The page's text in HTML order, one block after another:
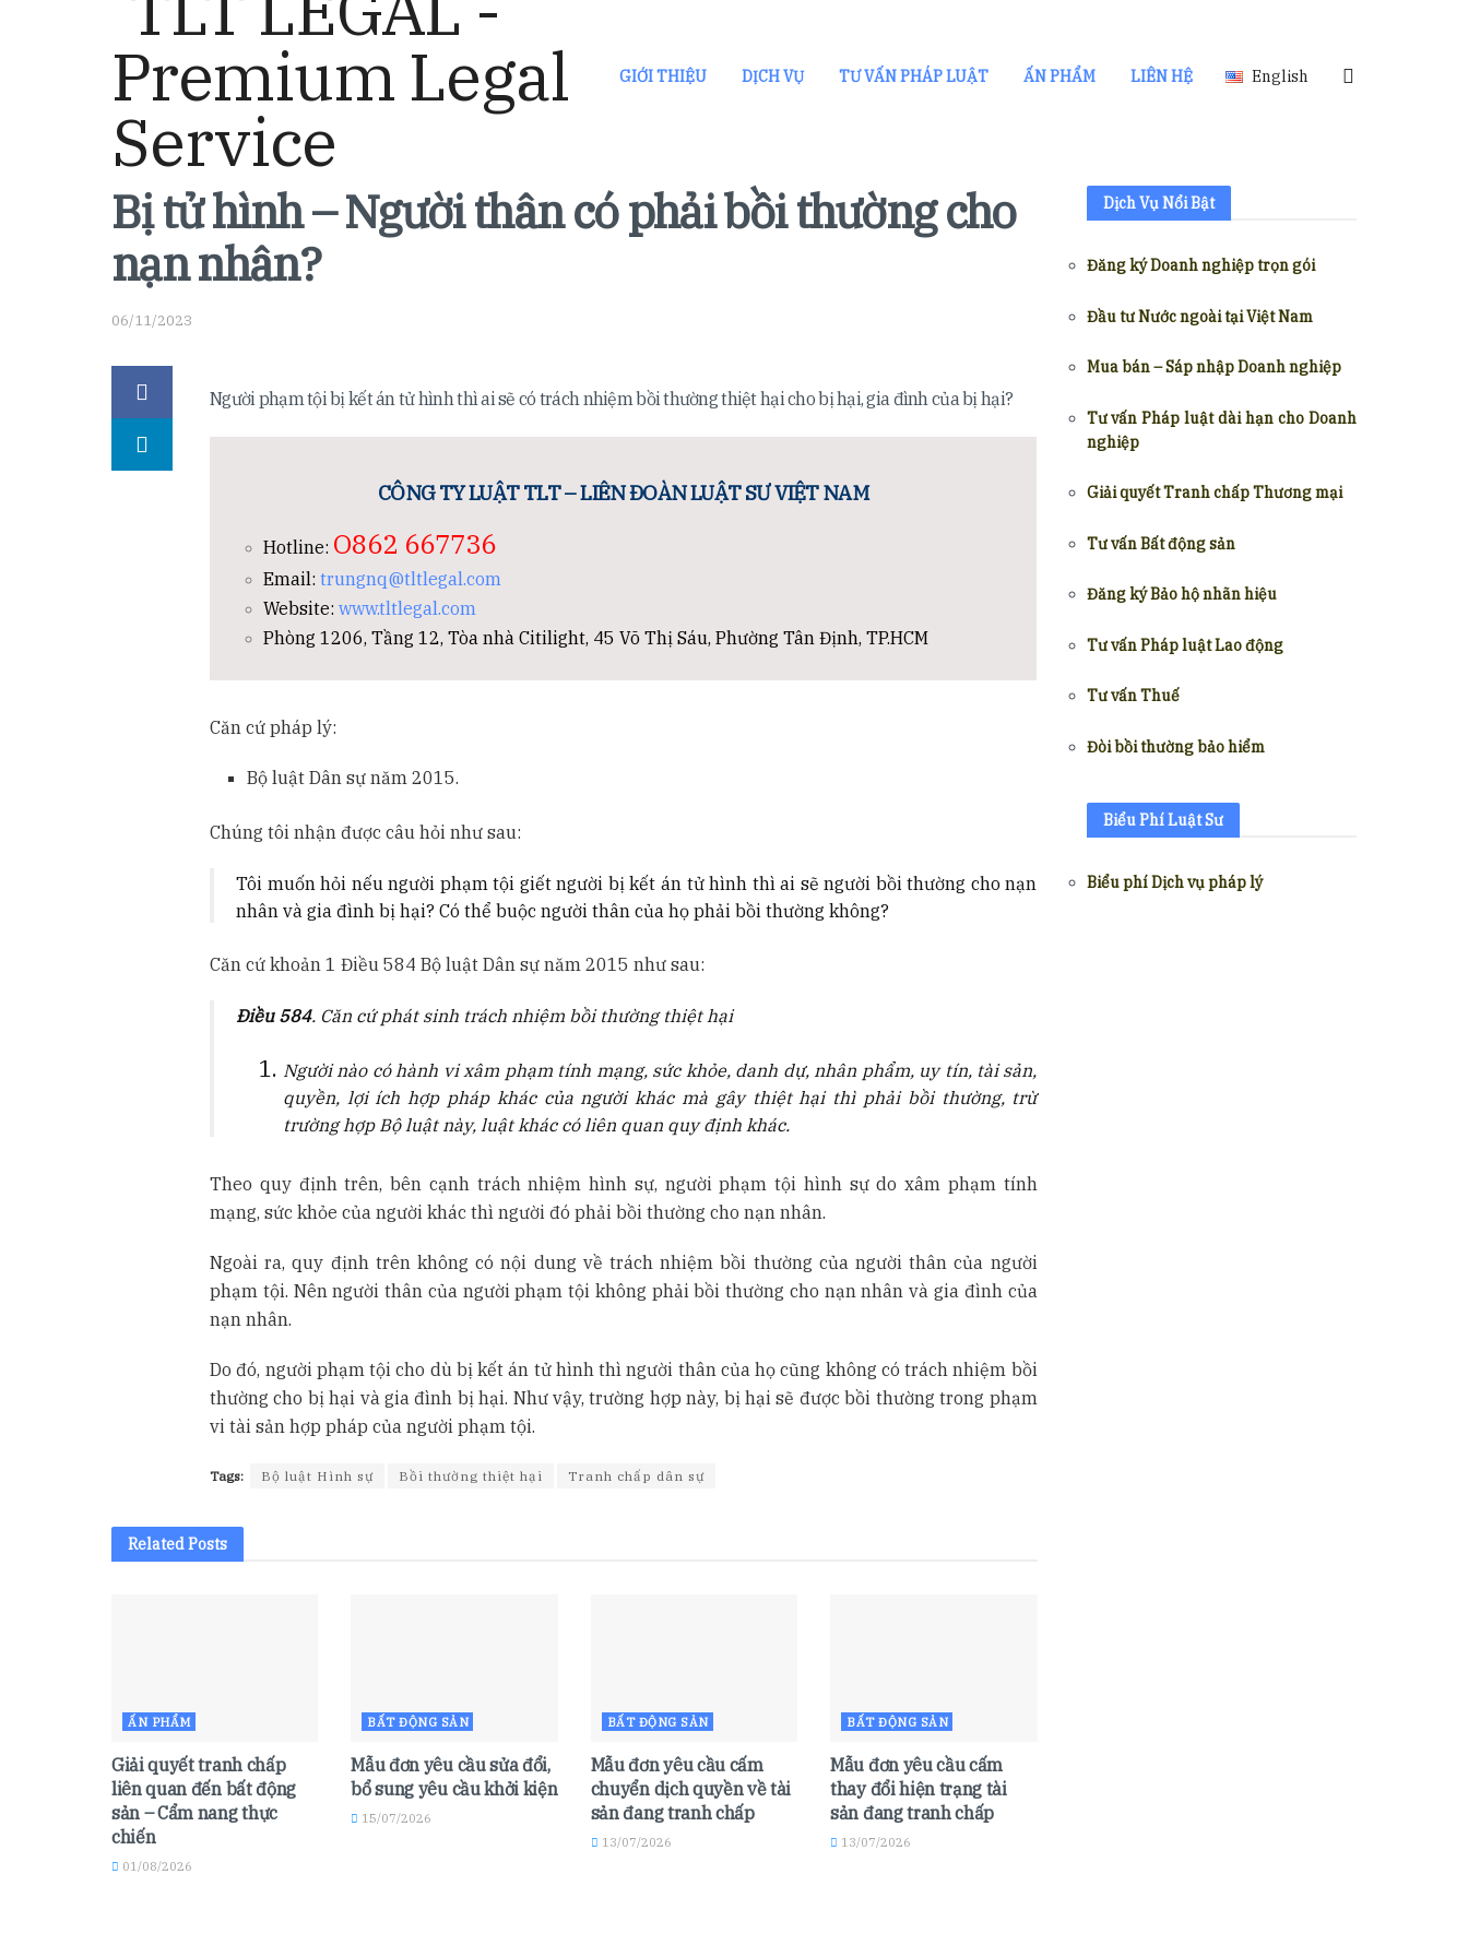
GIỚI THIỆU DỊCH VỤ TƯ VẤN PHÁP LUẬT ẤN PHẨM LIÊN HỆ English
Bị tử hình – Người thân có phải bồi thường cho
nạn nhân?
06/11/2023
Người phạm tội bị kết án tử hình thì ai sẽ có trách nhiệm bồi thường thiệt hại cho bị hại, gia đình của bị hại?
CÔNG TY LUẬT TLT – LIÊN ĐOÀN LUẬT SƯ VIỆT NAM
Hotline: O862 667736
Email: trungnq@tltlegal.com
Website:www.tltlegal.com
Phòng 1206, Tầng 12, Tòa nhà Citilight, 45 Võ Thị Sáu, Phường Tân Định, TP.HCM
Căn cứ pháp lý:
Bộ luật Dân sự năm 2015.
Chúng tôi nhận được câu hỏi như sau:
Tôi muốn hỏi nếu người phạm tội giết người bị kết án tử hình thì ai sẽ người bồi thường cho nạn
nhân và gia đình bị hại? Có thể buộc người thân của họ phải bồi thường không?
Căn cứ khoản 1 Điều 584 Bộ luật Dân sự năm 2015 như sau:
Điều 584. Căn cứ phát sinh trách nhiệm bồi thường thiệt hại
Người nào có hành vi xâm phạm tính mạng, sức khỏe, danh dự, nhân phẩm, uy tín, tài sản,
quyền, lợi ích hợp pháp khác của người khác mà gây thiệt hại thì phải bồi thường, trừ
trường hợp Bộ luật này, luật khác có liên quan quy định khác.
Theo quy định trên, bên cạnh trách nhiệm hình sự, người phạm tội hình sự do xâm phạm tính
mạng, sức khỏe của người khác thì người đó phải bồi thường cho nạn nhân.
Ngoài ra, quy định trên không có nội dung về trách nhiệm bồi thường của người thân của người
phạm tội. Nên người thân của người phạm tội không phải bồi thường cho nạn nhân và gia đình của
nạn nhân.
Do đó, người phạm tội cho dù bị kết án tử hình thì người thân của họ cũng không có trách nhiệm bồi
thường cho bị hại và gia đình bị hại. Như vậy, trường hợp này, bị hại sẽ được bồi thường trong phạm
vi tài sản hợp pháp của người phạm tội.
Tags: Bộ luật Hình sự Bồi thường thiệt hại Tranh chấp dân sự
RelatedPosts
ẤN PHẨM
Giải quyết tranh chấp
liên quan đến bất động
sản – Cẩm nang thực
chiến
01/08/2026
BẤT ĐỘNG SẢN
Mẫu đơn yêu cầu sửa đổi,
bổ sung yêu cầu khởi kiện
15/07/2026
BẤT ĐỘNG SẢN
Mẫu đơn yêu cầu cấm
chuyển dịch quyền về tài
sản đang tranh chấp
13/07/2026
BẤT ĐỘNG SẢN
Mẫu đơn yêu cầu cấm
thay đổi hiện trạng tài
sản đang tranh chấp
13/07/2026
Dịch Vụ Nổi Bật
Đăng ký Doanh nghiệp trọn gói
Đầu tư Nước ngoài tại Việt Nam
Mua bán – Sáp nhập Doanh nghiệp
Tư vấn Pháp luật dài hạn cho Doanh
nghiệp
Giải quyết Tranh chấp Thương mại
Tư vấn Bất động sản
Đăng ký Bảo hộ nhãn hiệu
Tư vấn Pháp luật Lao động
Tư vấn Thuế
Đòi bồi thường bảo hiểm
Biểu Phí Luật Sư
Biểu phí Dịch vụ pháp lý